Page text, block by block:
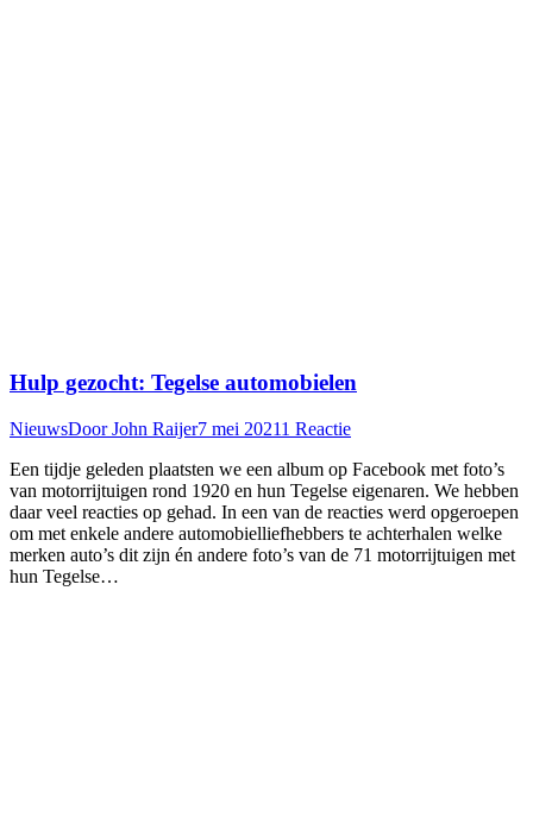
Hulp gezocht: Tegelse automobielen
NieuwsDoorJohn Raijer7 mei 20211 Reactie
Een tijdje geleden plaatsten we een album op Facebook met foto’s
van motorrijtuigen rond 1920 en hun Tegelse eigenaren. We hebben
daar veel reacties op gehad. In een van de reacties werd opgeroepen
om met enkele andere automobielliefhebbers te achterhalen welke
merken auto’s dit zijn én andere foto’s van de 71 motorrijtuigen met
hun Tegelse…